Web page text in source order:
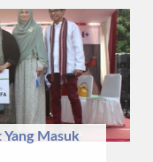
Masuk